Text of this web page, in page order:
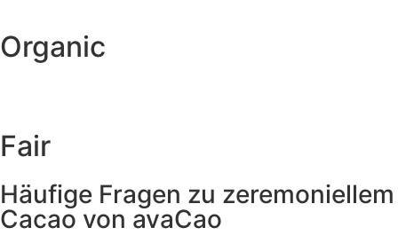
Organic
Fair
Häufige Fragen zu zeremoniellem
Cacao von avaCao